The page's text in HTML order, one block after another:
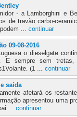
- a Lamborghini e
de travão carbo-
... continuar
09-08-2016
o dieselgate
E sempre sem tretas,
(1 ... continuar
saída
afetará os
apresentou uma
... continuar